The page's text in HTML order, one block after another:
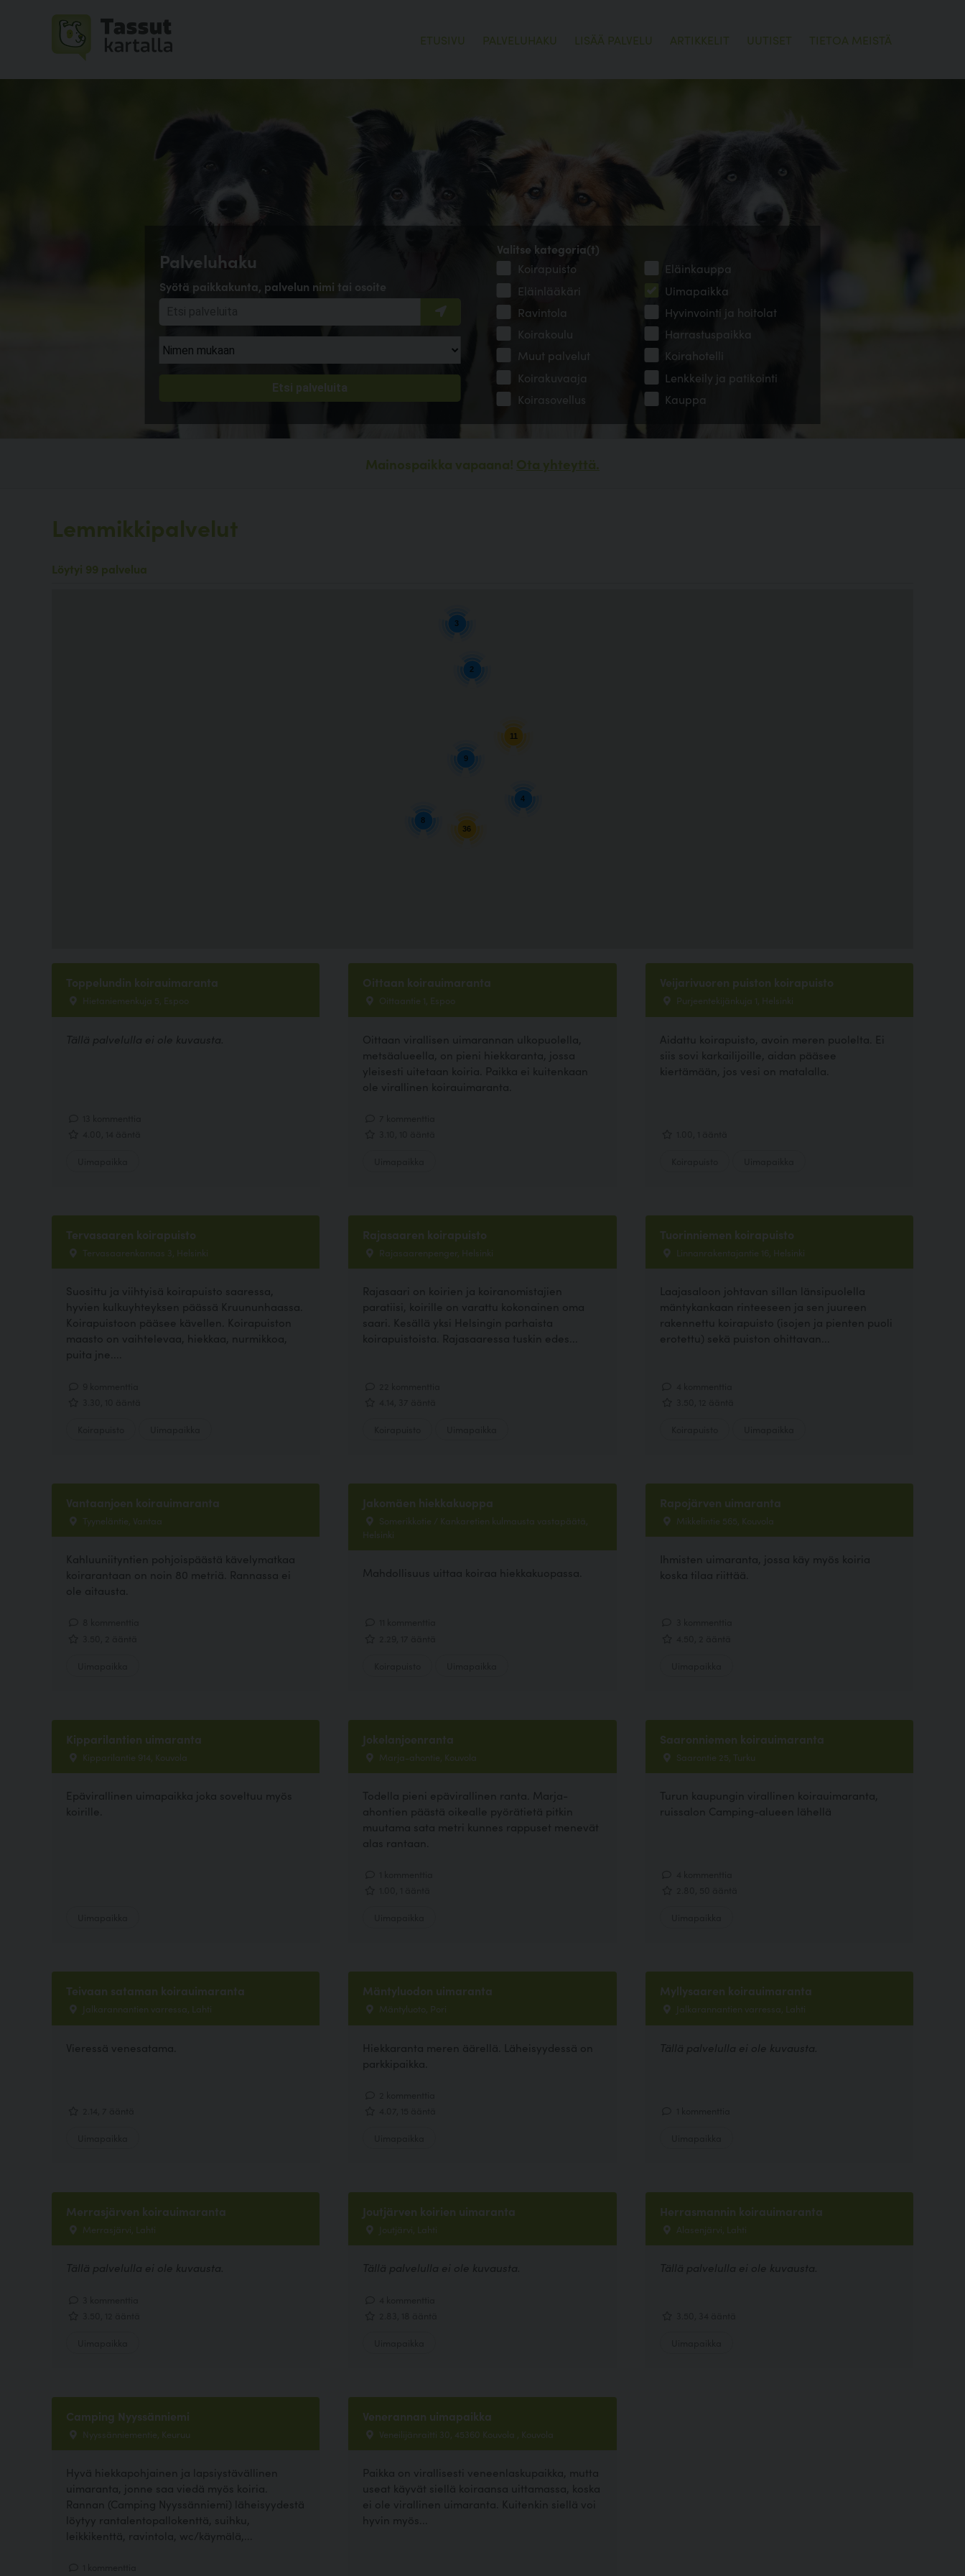
ETUSIVU PALVELUHAKU LISÄÄ PALVELU ARTIKKELIT UUTISET TIETOA MEISTÄ
Palveluhaku
Syötä paikkakunta, palvelun nimi tai osoite
Valitse kategoria(t)
Koirapuisto
Eläinkauppa
Eläinlääkäri
Uimapaikka
Ravintola
Hyvinvointi ja hoitolat
Koirakoulu
Harrastuspaikka
Muut palvelut
Koirahotelli
Koirakuvaaja
Lenkkeily ja patikointi
Koirasovellus
Kauppa
Mainospaikka vapaana! Ota yhteyttä.
Lemmikkipalvelut
Löytyi 99 palvelua
36
8
9
3
11
4
2
Toppelundin koirauimaranta
Hietaniemenkuja 5, Espoo
Tällä palvelulla ei ole kuvausta.
Oittaan koirauimaranta
Oittaantie 1, Espoo
Oittaan virallisen uimarannan ulkopuolella,
metsäalueella, on pieni hiekkaranta, jossa
yleisesti uitetaan koiria. Paikka ei kuitenkaan
ole virallinen koirauimaranta.
Veijarivuoren puiston koirapuisto
Purjeentekijänkuja 1, Helsinki
Aidattu koirapuisto, avoin meren puolelta. Ei
siis sovi karkailijoille, aidan pääsee
kiertämään, jos vesi on matalalla.
Tervasaaren koirapuisto
Tervasaarenkannas 3, Helsinki
Suosittu ja viihtyisä koirapuisto saaressa,
hyvien kulkuyhteyksen päässä Kruununhaassa.
Koirapuistoon pääsee kävellen. Koirapuiston
maasto on vaihtelevaa, hiekkaa, nurmikkoa,
puita jne....
Rajasaaren koirapuisto
Rajasaarenpenger, Helsinki
Rajasaari on koirien ja koiranomistajien
paratiisi, koirille on varattu kokonainen oma
saari. Kesällä yksi Helsingin parhaista
koirapuistoista. Rajasaaressa tuskin edes...
Tuorinniemen koirapuisto
Linnanrakentajantie 16, Helsinki
Laajasaloon johtavan sillan länsipuolella
mäntykankaan rinteeseen ja sen juureen
rakennettu koirapuisto (isojen ja pienten puoli
erotettu) sekä puiston ohittavan...
Vantaanjoen koirauimaranta
Tyyneläntie, Vantaa
Kahluuniityntien pohjoispäästä kävelymatkaa
koirarantaan on noin 80 metriä. Rannassa ei
ole aitausta.
Jakomäen hiekkakuoppa
Somerikkotie / Kankaretien kulmausta vastapäätä,
Helsinki
Mahdollisuus uittaa koiraa hiekkakuopassa.
Rapojärven uimaranta
Mikkelintie 565, Kouvola
Ihmisten uimaranta, jossa käy myös koiria
koska tilaa riittää.
Kipparilantien uimaranta
Kipparilantie 914, Kouvola
Epävirallinen uimapaikka joka soveltuu myös
koirille.
Jokelanjoenranta
Marja-ahontie, Kouvola
Todella pieni epävirallinen ranta. Marja-
ahontien päästä oikealle pyörätietä pitkin
muutama sata metri kunnes rappuset menevät
alas rantaan.
Saaronniemen koirauimaranta
Saarontie 25, Turku
Turun kaupungin virallinen koirauimaranta,
ruissalon Camping-alueen lähellä
Teivaan sataman koirauimaranta
Jalkarannantien varressa, Lahti
Vieressä venesatama.
Mäntyluodon uimaranta
Mäntyluoto, Pori
Hiekkaranta meren äärellä. Läheisyydessä on
parkkipaikka.
Myllysaaren koirauimaranta
Jalkarannantien varressa, Lahti
Tällä palvelulla ei ole kuvausta.
Merrasjärven koirauimaranta
Merrasjärvi, Lahti
Tällä palvelulla ei ole kuvausta.
Joutjärven koirien uimaranta
Joutjärvi, Lahti
Tällä palvelulla ei ole kuvausta.
Herrasmannin koirauimaranta
Alasenjärvi, Lahti
Tällä palvelulla ei ole kuvausta.
Camping Nyyssänniemi
Nyyssänniementie, Keuruu
Hyvä hiekkapohjainen ja lapsiystävällinen
uimaranta, jonne saa viedä myös koiria.
Rannan (Camping Nyyssänniemi) läheisyydestä
löytyy rantalentopallokenttä, suihku,
leikkikenttä, ravintola, wc/käymälä,...
Venerannan uimapaikka
Veneilijänraitti 30, 45360 Kouvola , Kouvola
Paikka on virallisesti veneenlaskupaikka, mutta
useat käyvät siellä koiraansa uittamassa, koska
ei ole virallinen uimaranta. Kuitenkin siellä voi
hyvin myös...